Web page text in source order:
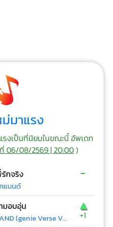
มาแรง
รงเป็นที่นิยมในขณะนี้ อัพเดท
06/08/2569 | 20:00)
รักจริง
แบนด์
-
มอบอุ่น
FREEHAND (genie Verse Vol.1)
▲
+1